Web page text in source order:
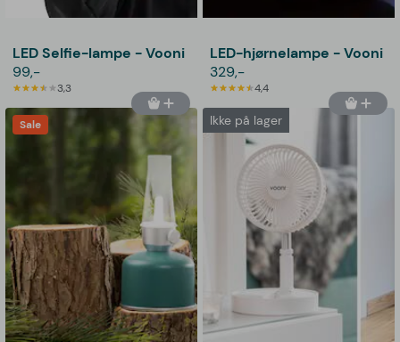
LED Selfie-lampe - Vooni
99,-
3,3
LED-hjørnelampe - Vooni
329,-
4,4
Sale Ikke på lager